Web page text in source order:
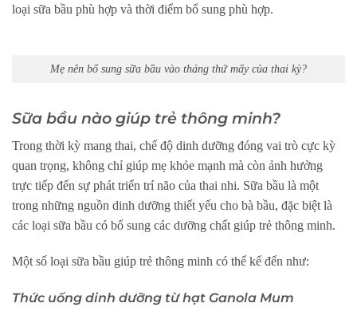
loại sữa bầu phù hợp và thời điểm bổ sung phù hợp.
Mẹ nên bổ sung sữa bầu vào tháng thứ mấy của thai kỳ?
Sữa bầu nào giúp trẻ thông minh?
Trong thời kỳ mang thai, chế độ dinh dưỡng đóng vai trò cực kỳ
quan trọng, không chỉ giúp mẹ khỏe mạnh mà còn ảnh hưởng
trực tiếp đến sự phát triển trí não của thai nhi. Sữa bầu là một
trong những nguồn dinh dưỡng thiết yếu cho bà bầu, đặc biệt là
các loại sữa bầu có bổ sung các dưỡng chất giúp trẻ thông minh.
Một số loại sữa bầu giúp trẻ thông minh có thể kể đến như:
Thức uống dinh dưỡng từ hạt Ganola Mum